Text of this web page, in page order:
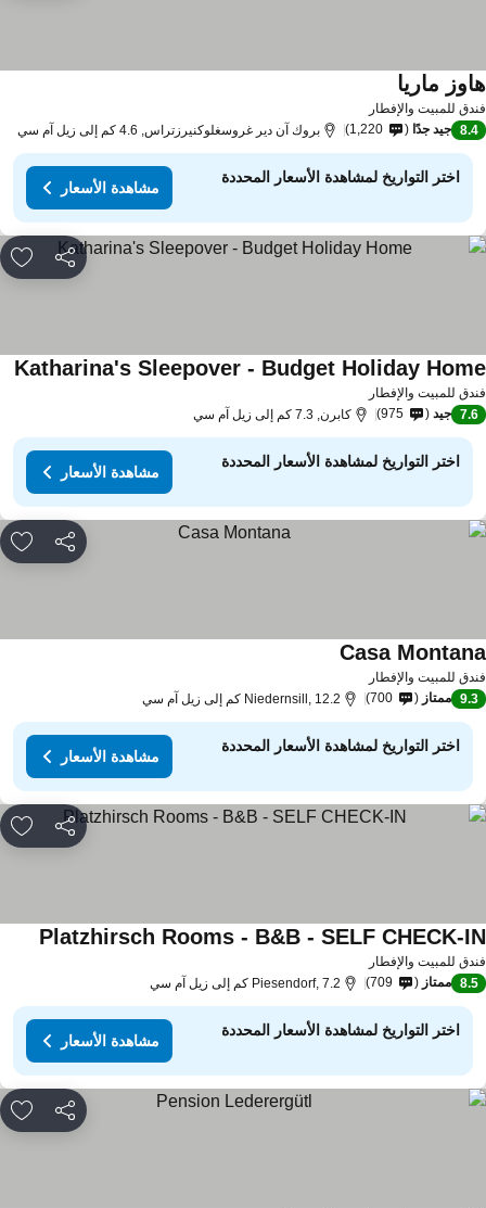
للمبيت والإفطار
ماريامشاهدة الأسعار
8.4 جيد جدًا 1,220 بروك آن دير غروسغلوكنيرزتراس, 4.6 كم إلى زيل آم سي
اختر التواريخ لمشاهدة الأسعار المحددة
مشاهدة الأسعار
مشاركة
للمبيت والإفطار
Katharina's Sleepover - Budget Holiday
7.6 جيد 975 كابرن, 7.3 كم إلى زيل آم سي
اختر التواريخ لمشاهدة الأسعار المحددة
مشاهدة الأسعار
مشاركة
للمبيت والإفطار
Casaمشاهدة الأسعار
9.3 ممتاز 700 Niedernsill, 12.2 كم إلى زيل آم سي
اختر التواريخ لمشاهدة الأسعار المحددة
مشاهدة الأسعار
مشاركة
للمبيت والإفطار
Platzhirsch Rooms - B&B - SELF CHECK-
8.5 ممتاز 709 Piesendorf, 7.2 كم إلى زيل آم سي
اختر التواريخ لمشاهدة الأسعار المحددة
مشاهدة الأسعار
مشاركة